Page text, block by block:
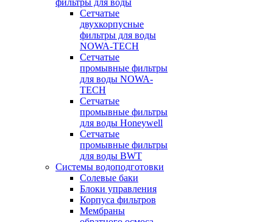
фильтры для воды
Сетчатые
двухкорпусные
фильтры для воды
NOWA-TECH
Сетчатые
промывные фильтры
для воды NOWA-
TECH
Сетчатые
промывные фильтры
для воды Honeywell
Сетчатые
промывные фильтры
для воды BWT
Системы водоподготовки
Солевые баки
Блоки управления
Корпуса фильтров
Мембраны